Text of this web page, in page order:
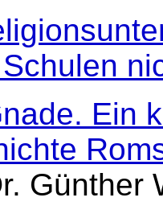
Ein
Günther